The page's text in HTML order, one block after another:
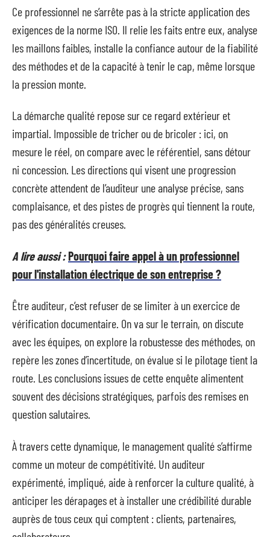
Ce professionnel ne s’arrête pas à la stricte application des
exigences de la norme ISO. Il relie les faits entre eux, analyse
les maillons faibles, installe la confiance autour de la fiabilité
des méthodes et de la capacité à tenir le cap, même lorsque
la pression monte.
La démarche qualité repose sur ce regard extérieur et
impartial. Impossible de tricher ou de bricoler : ici, on
mesure le réel, on compare avec le référentiel, sans détour
ni concession. Les directions qui visent une progression
concrète attendent de l’auditeur une analyse précise, sans
complaisance, et des pistes de progrès qui tiennent la route,
pas des généralités creuses.
A lire aussi :Pourquoi faire appel à un professionnel
pour l'installation électrique de son entreprise ?
Être auditeur, c’est refuser de se limiter à un exercice de
vérification documentaire. On va sur le terrain, on discute
avec les équipes, on explore la robustesse des méthodes, on
repère les zones d’incertitude, on évalue si le pilotage tient la
route. Les conclusions issues de cette enquête alimentent
souvent des décisions stratégiques, parfois des remises en
question salutaires.
À travers cette dynamique, le management qualité s’affirme
comme un moteur de compétitivité. Un auditeur
expérimenté, impliqué, aide à renforcer la culture qualité, à
anticiper les dérapages et à installer une crédibilité durable
auprès de tous ceux qui comptent : clients, partenaires,